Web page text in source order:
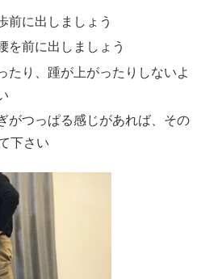
前に出しましょう
を前に出しましょう
たり、踵が上がったりしないよ
がつっぱる感じがあれば、その
下さい